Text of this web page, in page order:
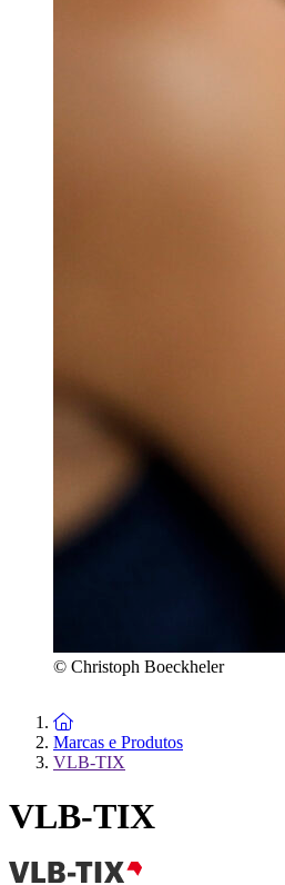
© Christoph Boeckheler
To the homepage
Marcas e Produtos
VLB-TIX
VLB-TIX